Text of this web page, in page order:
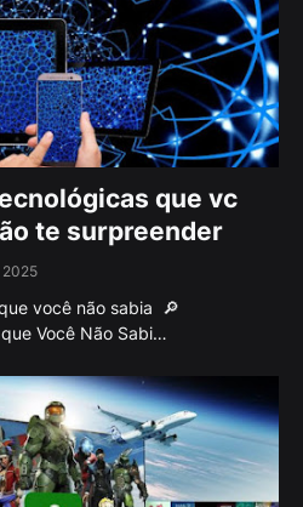
que vc
te surpreender
2025
você não sabia 🔎
Você Não Sabi…